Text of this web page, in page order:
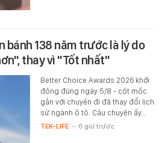
bánh 138 năm trước là lý do
thay vì "Tốt nhất"
Better Choice Awards 2026 khởi
động đúng ngày 5/8 - cột mốc
gắn với chuyến đi đã thay đổi lịch
sử ngành ô tô. Câu chuyện ấy…
TEK-LIFE - 6 giờ trước